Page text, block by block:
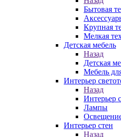
Бытовая
Крупная
Мелкая
Детская мебель
Назад
Детская
Мебель
Интерьер
Назад
Интерьер
Лампы
Интерьер стен
Назад